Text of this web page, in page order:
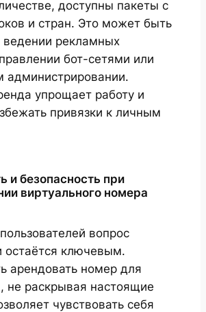
доступны пакеты с
и стран. Это может быть
ведении рекламных
бот-сетями или
администрировании.
упрощает работу и
привязки к личным
и безопасность при
виртуального номера
вопрос
остаётся ключевым.
арендовать номер для
не раскрывая настоящие
чувствовать себя